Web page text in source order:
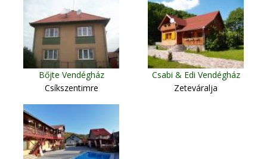
Bőjte Vendégház
Csíkszentimre
Csabi & Edi Vendégház
Zeteváralja